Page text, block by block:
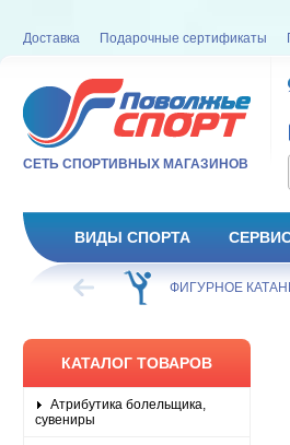
Доставка Подарочные сертификаты
СЕТЬ СПОРТИВНЫХ МАГАЗИНОВ
ВИДЫ СПОРТА
ХОККЕЙ ФИГУРНОЕ
КАТАЛОГ ТОВАРОВ
Атрибутика болельщика,
сувениры